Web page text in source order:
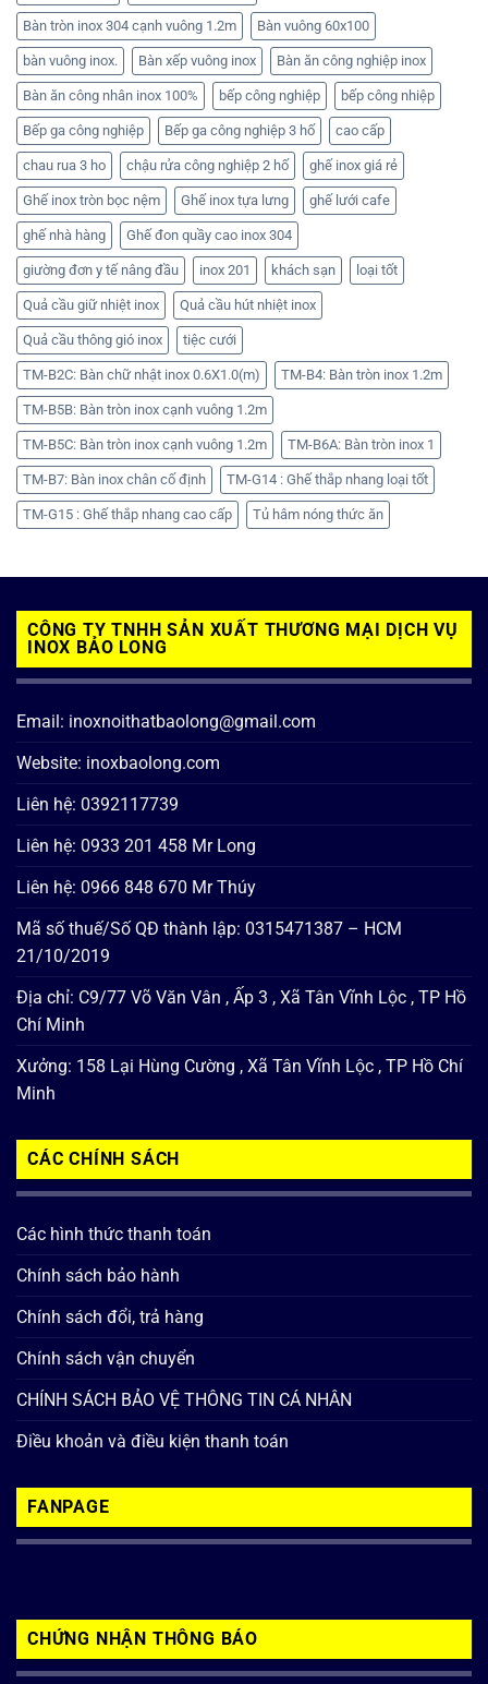
Bàn tròn inox 304 cạnh vuông 1.2m Bàn vuông 60x100
bàn vuông inox. Bàn xếp vuông inox Bàn ăn công nghiệp inox
Bàn ăn công nhân inox 100% bếp công nghiệp bếp công nhiệp
Bếp ga công nghiệp Bếp ga công nghiệp 3 hố cao cấp
chau rua 3 ho chậu rửa công nghiệp 2 hố ghế inox giá rẻ
Ghế inox tròn bọc nệm Ghế inox tựa lưng ghế lưới cafe
ghế nhà hàng Ghế đon quầy cao inox 304
giường đơn y tế nâng đầu inox 201 khách sạn loại tốt
Quả cầu giữ nhiệt inox Quả cầu hút nhiệt inox
Quả cầu thông gió inox tiệc cưới
TM-B2C: Bàn chữ nhật inox 0.6X1.0(m) TM-B4: Bàn tròn inox 1.2m
TM-B5B: Bàn tròn inox cạnh vuông 1.2m
TM-B5C: Bàn tròn inox cạnh vuông 1.2m TM-B6A: Bàn tròn inox 1
TM-B7: Bàn inox chân cố định TM-G14 : Ghế thắp nhang loại tốt
TM-G15 : Ghế thắp nhang cao cấp Tủ hâm nóng thức ăn
CÔNG TY TNHH SẢN XUẤT THƯƠNG MẠI DỊCH VỤ
INOX BẢO LONG
Email: inoxnoithatbaolong@gmail.com
Website: inoxbaolong.com
Liên hệ: 0392117739
Liên hệ: 0933 201 458 Mr Long
Liên hệ: 0966 848 670 Mr Thúy
Mã số thuế/Số QĐ thành lập: 0315471387 – HCM
21/10/2019
Địa chỉ: C9/77 Võ Văn Vân , Ấp 3 , Xã Tân Vĩnh Lộc , TP Hồ
Chí Minh
Xưởng: 158 Lại Hùng Cường , Xã Tân Vĩnh Lộc , TP Hồ Chí
Minh
CÁC CHÍNH SÁCH
Các hình thức thanh toán
Chính sách bảo hành
Chính sách đổi, trả hàng
Chính sách vận chuyển
CHÍNH SÁCH BẢO VỆ THÔNG TIN CÁ NHÂN
Điều khoản và điều kiện thanh toán
FANPAGE
CHỨNG NHẬN THÔNG BÁO